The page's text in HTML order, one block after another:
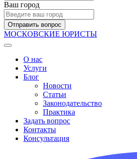
Ваш город
Отправить вопрос
МОСКОВСКИЕ ЮРИСТЫ
О нас
Услуги
Блог
Новости
Статьи
Законодательство
Практика
Задать вопрос
Контакты
Консультация